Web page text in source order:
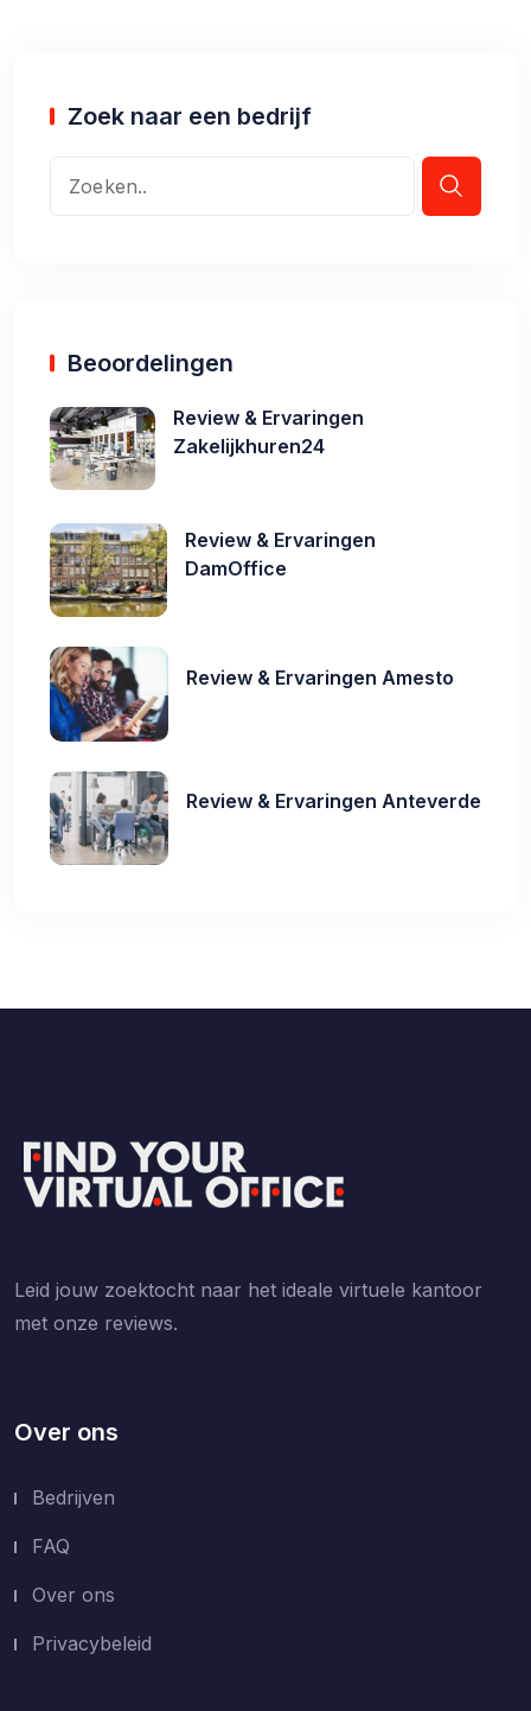
Zoek naar een bedrijf
Beoordelingen
Review & Ervaringen
Zakelijkhuren24
Review & Ervaringen
DamOffice
Review & Ervaringen Amesto
Review & Ervaringen Anteverde
Leid jouw zoektocht naar het ideale virtuele kantoor
met onze reviews.
Over ons
Bedrijven
FAQ
Over ons
Privacybeleid